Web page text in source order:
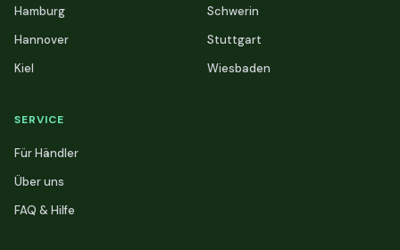
Hamburg
Hannover
Kiel
Schwerin
Stuttgart
Wiesbaden
SERVICE
Für Händler
Über uns
FAQ & Hilfe